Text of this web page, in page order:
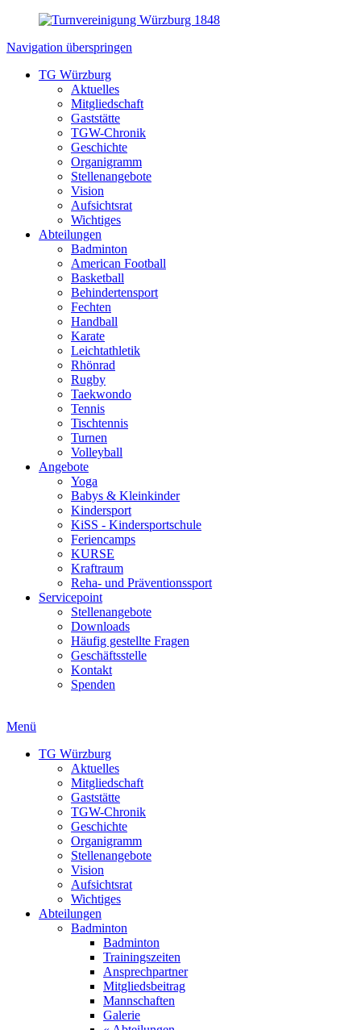
Navigation überspringen
TG Würzburg
Aktuelles
Mitgliedschaft
Gaststätte
TGW-Chronik
Geschichte
Organigramm
Stellenangebote
Vision
Aufsichtsrat
Wichtiges
Abteilungen
Badminton
American Football
Basketball
Behindertensport
Fechten
Handball
Karate
Leichtathletik
Rhönrad
Rugby
Taekwondo
Tennis
Tischtennis
Turnen
Volleyball
Angebote
Yoga
Babys & Kleinkinder
Kindersport
KiSS - Kindersportschule
Feriencamps
KURSE
Kraftraum
Reha- und Präventionssport
Servicepoint
Stellenangebote
Downloads
Häufig gestellte Fragen
Geschäftsstelle
Kontakt
Spenden
Menü
TG Würzburg
Aktuelles
Mitgliedschaft
Gaststätte
TGW-Chronik
Geschichte
Organigramm
Stellenangebote
Vision
Aufsichtsrat
Wichtiges
Abteilungen
Badminton
Badminton
Trainingszeiten
Ansprechpartner
Mitgliedsbeitrag
Mannschaften
Galerie